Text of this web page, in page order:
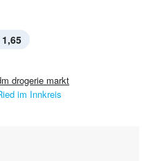
drogerie markt
im Innkreis